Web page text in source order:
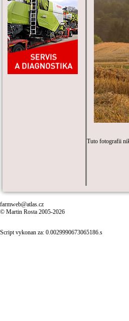
Tuto fotografii
farmweb@atlas.cz
© Martin Rosta 2005-2026
Script vykonan za: 0.0029990673065186.s